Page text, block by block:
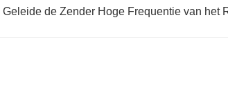
Geleide de Zender Hoge Frequentie van het